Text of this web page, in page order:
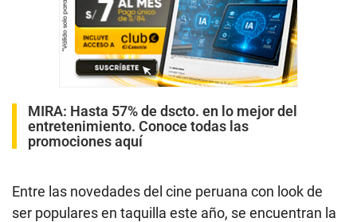
MIRA: Hasta 57% de dscto. en lo mejor del
entretenimiento. Conoce todas las
promociones aquí
Entre las novedades del cine peruana con look de
ser populares en taquilla este año, se encuentran la